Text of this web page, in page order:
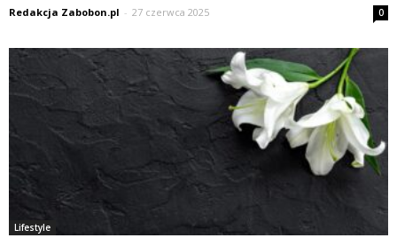
Redakcja Zabobon.pl - 27 czerwca 2025 0
Lifestyle